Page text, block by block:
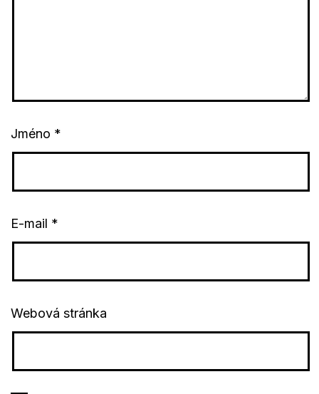
Jméno *
E-mail *
Webová stránka